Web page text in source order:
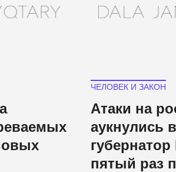
ЧЕЛОВЕК И ЗАКОН
Атаки на
аукнулись
пятый раз